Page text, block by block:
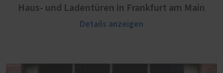
Haus- und Ladentüren in Frankfurt am Main
Details anzeigen